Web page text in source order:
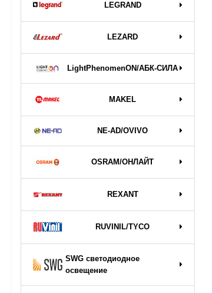
LEGRAND
LEZARD
LightPhenomenON/АБК-СИЛА
MAKEL
NE-AD/OVIVO
OSRAM/ОНЛАЙТ
REXANT
RUVINIL/TYCO
SWG светодиодное
освещение